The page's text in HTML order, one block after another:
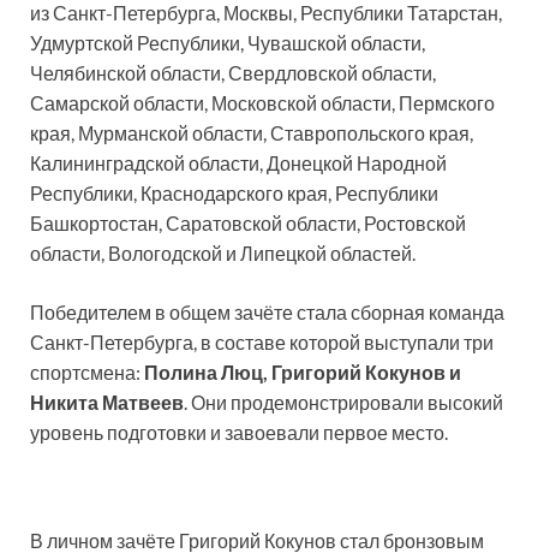
из Санкт-Петербурга, Москвы, Республики Татарстан,
Удмуртской Республики, Чувашской области,
Челябинской области, Свердловской области,
Самарской области, Московской области, Пермского
края, Мурманской области, Ставропольского края,
Калининградской области, Донецкой Народной
Республики, Краснодарского края, Республики
Башкортостан, Саратовской области, Ростовской
области, Вологодской и Липецкой областей.
Победителем в общем зачёте стала сборная команда
Санкт-Петербурга, в составе которой выступали три
спортсмена: Полина Люц, Григорий Кокунов и
Никита Матвеев. Они продемонстрировали высокий
уровень подготовки и завоевали первое место.
В личном зачёте Григорий Кокунов стал бронзовым